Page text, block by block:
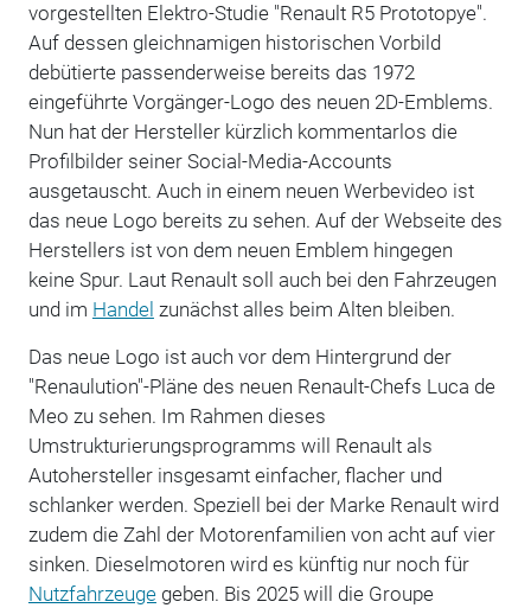
vorgestellten Elektro-Studie "Renault R5 Prototopye".
Auf dessen gleichnamigen historischen Vorbild
debütierte passenderweise bereits das 1972
eingeführte Vorgänger-Logo des neuen 2D-Emblems.
Nun hat der Hersteller kürzlich kommentarlos die
Profilbilder seiner Social-Media-Accounts
ausgetauscht. Auch in einem neuen Werbevideo ist
das neue Logo bereits zu sehen. Auf der Webseite des
Herstellers ist von dem neuen Emblem hingegen
keine Spur. Laut Renault soll auch bei den Fahrzeugen
und im Handel zunächst alles beim Alten bleiben.
Das neue Logo ist auch vor dem Hintergrund der
"Renaulution"-Pläne des neuen Renault-Chefs Luca de
Meo zu sehen. Im Rahmen dieses
Umstrukturierungsprogramms will Renault als
Autohersteller insgesamt einfacher, flacher und
schlanker werden. Speziell bei der Marke Renault wird
zudem die Zahl der Motorenfamilien von acht auf vier
sinken. Dieselmotoren wird es künftig nur noch für
Nutzfahrzeugegeben. Bis 2025 will die Groupe